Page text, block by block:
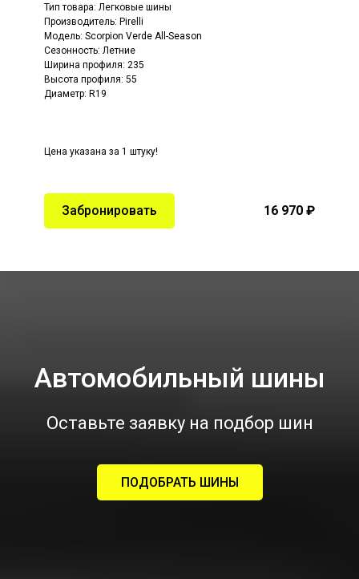
Тип товара: Легковые шины
Производитель: Pirelli
Модель: Scorpion Verde All-Season
Сезонность: Летние
Ширина профиля: 235
Высота профиля: 55
Диаметр: R19
Цена указана за 1 штуку!
Забронировать 16 970 ₽
Автомобильный шины
Оставьте заявку на подбор шин
ПОДОБРАТЬ ШИНЫ